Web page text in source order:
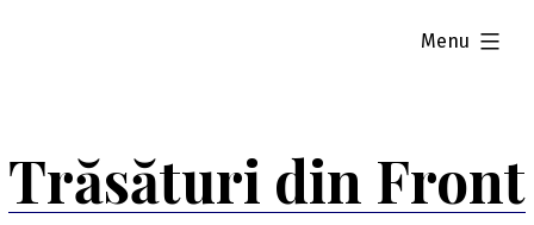
Trăsături din Front
Menu
expanded